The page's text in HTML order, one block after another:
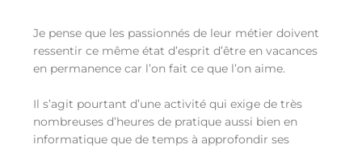
Je pense que les passionnés de leur métier doivent
ressentir ce même état d’esprit d’être en vacances
en permanence car l’on fait ce que l’on aime.
Il s’agit pourtant d’une activité qui exige de très
nombreuses d’heures de pratique aussi bien en
informatique que de temps à approfondir ses